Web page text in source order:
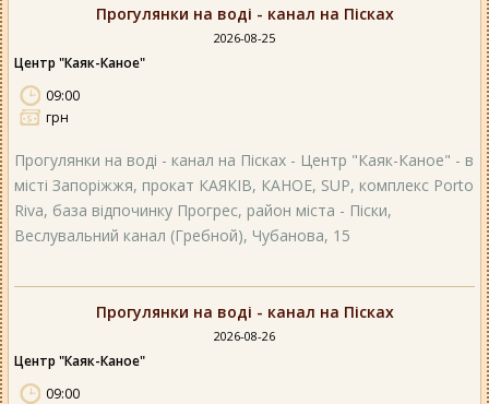
Прогулянки на воді - канал на Пісках
2026-08-25
Центр "Каяк-Каное"
09:00
грн
Прогулянки на воді - канал на Пісках - Центр "Каяк-Каное" - в
місті Запоріжжя, прокат КАЯКІВ, КАНОЕ, SUP, комплекс Porto
Riva, база відпочинку Прогрес, район міста - Піски,
Веслувальний канал (Гребной), Чубанова, 15
Прогулянки на воді - канал на Пісках
2026-08-26
Центр "Каяк-Каное"
09:00